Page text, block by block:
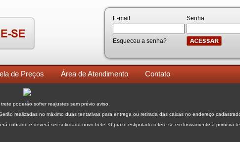
E-mail Senha
Esqueceu a senha?
de Preços Área de Atendimento Contato
poderão sofrer reajustes sem prévio aviso.
realizadas no máximo duas tentativas para entrega ou retirada das caixas no endereço
cobrado e deverá ser solicitado novo frete. O prazo estipulado refere-se exclusivamente à primeira